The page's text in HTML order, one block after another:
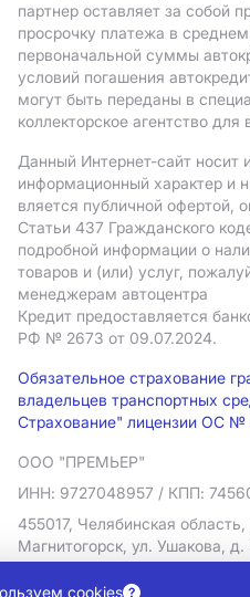
партнер оставляет за собой
просрочку платежа в
первоначальной суммы
условий погашения
могут быть переданы в
коллекторское агентство
Данный Интернет-сайт носит
информационный характер и
вляется публичной офертой,
Статьи 437 Гражданского
подробной информации о
товаров и (или) услуг,
менеджерам автоцентра
Кредит предоставляется
РФ № 2673 от 09.07.2024.
Обязательное страхование
владельцев транспортных
Страхование" лицензии ОС №
ООО "ПРЕМЬЕР"
ИНН: 9727048957 / КПП:
455017, Челябинская область,
Магнитогорск, ул. Ушакова, д.
Политика в отношении
cookies